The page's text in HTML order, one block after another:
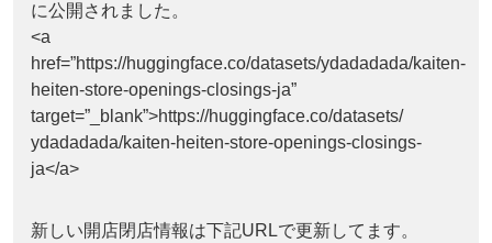
に公開されました。
<a
href=”https://huggingface.co/datasets/ydadadada/kaiten-
heiten-store-openings-closings-ja”
target=”_blank”>https://huggingface.co/datasets/
ydadadada/kaiten-heiten-store-openings-closings-
ja</a>
新しい開店閉店情報は下記URLで更新してます。